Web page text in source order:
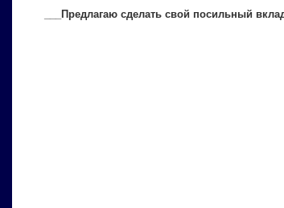
___Предлагаю сделать свой посильный